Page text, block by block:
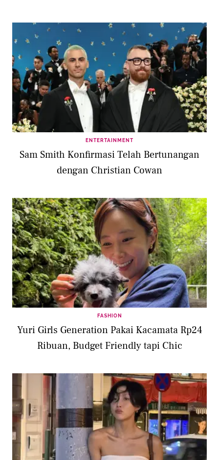
ENTERTAINMENT
Sam Smith Konfirmasi Telah Bertunangan
dengan Christian Cowan
FASHION
Yuri Girls Generation Pakai Kacamata Rp24
Ribuan, Budget Friendly tapi Chic